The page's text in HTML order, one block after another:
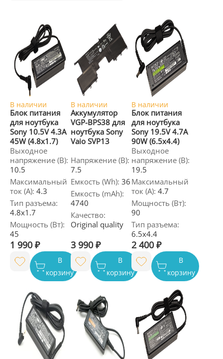
В наличии
Блок питания
для ноутбука
Sony 10.5V 4.3A
45W (4.8x1.7)
Выходное
напряжение (В):
10.5
Максимальный
ток (А): 4.3
Тип разъема:
4.8x1.7
Мощность (Вт):
45
1 990 ₽
В
корзину
В наличии
Аккумулятор
VGP-BPS38 для
ноутбука Sony
Vaio SVP13
Напряжение (В):
7.5
Емкость (Wh): 36
Емкость (mAh):
4740
Качество:
Original quality
3 990 ₽
В
корзину
В наличии
Блок питания
для ноутбука
Sony 19.5V 4.7A
90W (6.5x4.4)
Выходное
напряжение (В):
19.5
Максимальный
ток (А): 4.7
Мощность (Вт):
90
Тип разъема:
6.5x4.4
2 400 ₽
В
корзину